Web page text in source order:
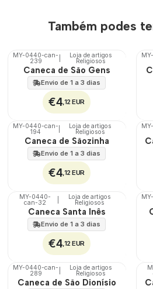
Também podes
🇵🇹
100%
MY-0440-can-
239
Loja de artigos
Religiosos
Caneca de São Gens
Envio de 1 a 3 dias
€4,12 EUR
🇵🇹
100%
MY-0440-can-
194
Loja de artigos
Religiosos
Caneca de Sãozinha
Envio de 1 a 3 dias
€4,12 EUR
🇵🇹
100%
MY-0440-
can-32
Loja de artigos
Religiosos
Caneca Santa Inês
Envio de 1 a 3 dias
€4,12 EUR
🇵🇹
100%
MY-0440-can-
289
Loja de artigos
Religiosos
Caneca de São Dionísio